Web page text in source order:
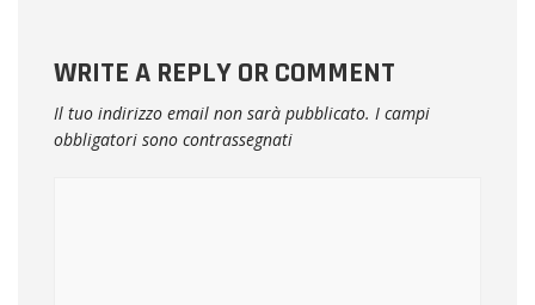
WRITE A REPLY OR COMMENT
Il tuo indirizzo email non sarà pubblicato. I campi
obbligatori sono contrassegnati